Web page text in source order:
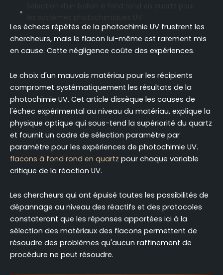
Assemblage d'un ballon à fond rond en quartz en
un photoréacteur UV
FAQ
Les échecs répétés de la photochimie UV frustrent les
chercheurs, mais le flacon lui-même est rarement mis
en cause. Cette négligence coûte des expériences.
Le choix d'un mauvais matériau pour les récipients
compromet systématiquement les résultats de la
photochimie UV. Cet article dissèque les causes de
l'échec expérimental au niveau du matériau, explique la
physique optique qui sous-tend la supériorité du quartz
et fournit un cadre de sélection paramètre par
paramètre pour les expériences de photochimie UV.
flacons à fond rond en quartz pour chaque variable
critique de la réaction UV.
Les chercheurs qui ont épuisé toutes les possibilités de
dépannage au niveau des réactifs et des protocoles
constateront que les réponses apportées ici à la
sélection des matériaux des flacons permettent de
résoudre des problèmes qu'aucun raffinement de
procédure ne peut résoudre.